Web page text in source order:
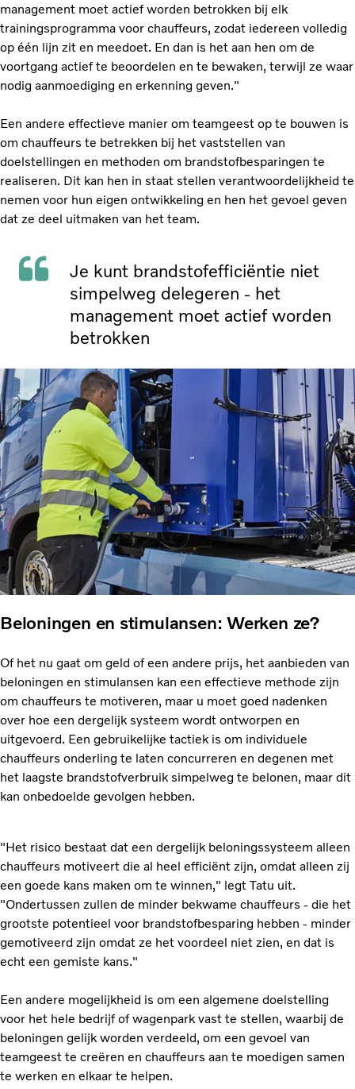
management moet actief worden betrokken bij elk
trainingsprogramma voor chauffeurs, zodat iedereen volledig
op één lijn zit en meedoet. En dan is het aan hen om de
voortgang actief te beoordelen en te bewaken, terwijl ze waar
nodig aanmoediging en erkenning geven."
Een andere effectieve manier om teamgeest op te bouwen is
om chauffeurs te betrekken bij het vaststellen van
doelstellingen en methoden om brandstofbesparingen te
realiseren. Dit kan hen in staat stellen verantwoordelijkheid te
nemen voor hun eigen ontwikkeling en hen het gevoel geven
dat ze deel uitmaken van het team.
Je kunt brandstofefficiëntie niet
simpelweg delegeren - het
management moet actief worden
betrokken
Beloningen en stimulansen: Werken ze?
Of het nu gaat om geld of een andere prijs, het aanbieden van
beloningen en stimulansen kan een effectieve methode zijn
om chauffeurs te motiveren, maar u moet goed nadenken
over hoe een dergelijk systeem wordt ontworpen en
uitgevoerd. Een gebruikelijke tactiek is om individuele
chauffeurs onderling te laten concurreren en degenen met
het laagste brandstofverbruik simpelweg te belonen, maar dit
kan onbedoelde gevolgen hebben.
"Het risico bestaat dat een dergelijk beloningssysteem alleen
chauffeurs motiveert die al heel efficiënt zijn, omdat alleen zij
een goede kans maken om te winnen," legt Tatu uit.
"Ondertussen zullen de minder bekwame chauffeurs - die het
grootste potentieel voor brandstofbesparing hebben - minder
gemotiveerd zijn omdat ze het voordeel niet zien, en dat is
echt een gemiste kans."
Een andere mogelijkheid is om een algemene doelstelling
voor het hele bedrijf of wagenpark vast te stellen, waarbij de
beloningen gelijk worden verdeeld, om een gevoel van
teamgeest te creëren en chauffeurs aan te moedigen samen
te werken en elkaar te helpen.